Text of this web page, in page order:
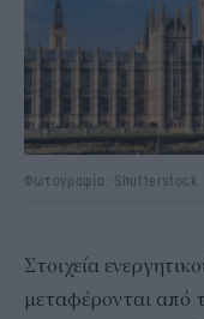
Φωτογραφία: Shutterstock
Στοιχεία
μεταφέρονται από